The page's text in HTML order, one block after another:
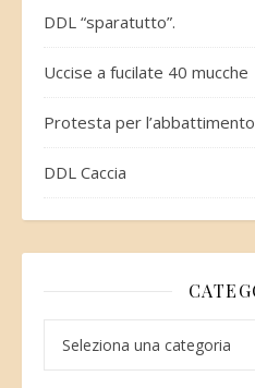
DDL “sparatutto”.
Uccise a fucilate 40 mucche
Protesta per
DDL Caccia